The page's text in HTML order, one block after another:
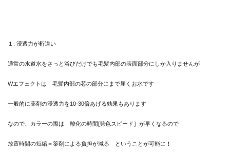
１. 浸透力が桁違い
通常の水道水をさっと浴びだけでも毛髪内部の表面部分にしか入りませんが
Wエフェクトは 毛髪内部の芯の部分にまで届くお水です
一般的に薬剤の浸透力を10-30倍あげる効果もあります
なので、カラーの際は 酸化の時間[発色スピード］が早くなるので
放置時間の短縮＝薬剤による負担が減る ということが可能に！